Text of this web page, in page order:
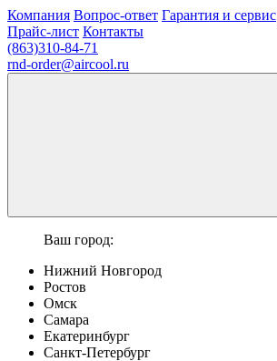
Компания Вопрос-ответ Гарантия и сервис
Прайс-лист Контакты
(863)310-84-71
rnd-order@aircool.ru
Ваш город:
Нижний Новгород
Ростов
Омск
Самара
Екатеринбург
Санкт-Петербург